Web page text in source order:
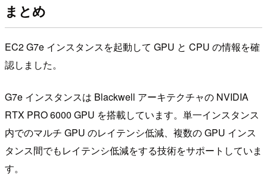
まとめ
EC2 G7e インスタンスを起動して GPU と CPU の情報を確
認しました。
G7e インスタンスは Blackwell アーキテクチャの NVIDIA
RTX PRO 6000 GPU を搭載しています。単一インスタンス
内でのマルチ GPU のレイテンシ低減、複数の GPU インス
タンス間でもレイテンシ低減をする技術をサポートしていま
す。